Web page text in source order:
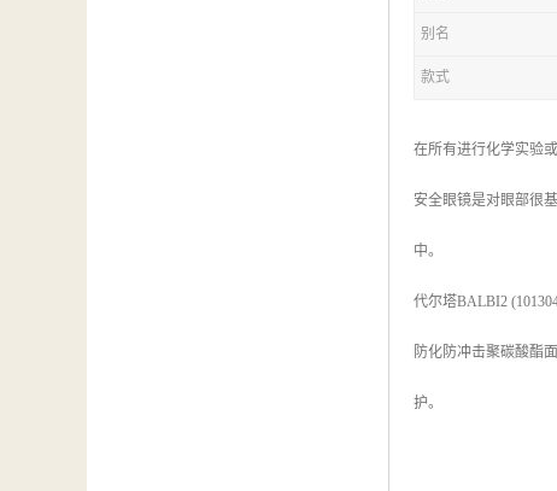
别名
款式
在所有进行化学实验
安全眼镜是对眼部很
中。
代尔塔BALBI2
防化防冲击聚碳酸酯
护。